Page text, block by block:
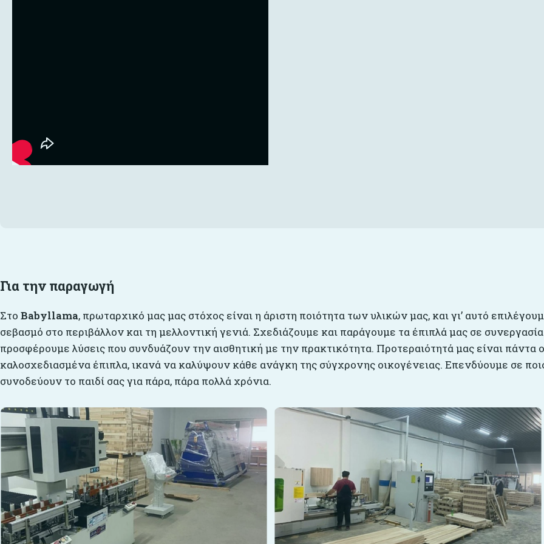
Για την παραγωγή
Στο Babyllama, πρωταρχικό μας μας στόχος είναι η άριστη ποιότητα των υλικών μας, και γι’ αυτό
σεβασμό στο περιβάλλον και τη μελλοντική γενιά. Σχεδιάζουμε και παράγουμε τα έπιπλά μας σε
προσφέρουμε λύσεις που συνδυάζουν την αισθητική με την πρακτικότητα. Προτεραιότητά μας είναι πάντα
καλοσχεδιασμένα έπιπλα, ικανά να καλύψουν κάθε ανάγκη της σύγχρονης οικογένειας. Επενδύουμε σε
συνοδεύουν το παιδί σας για πάρα, πάρα πολλά χρόνια.